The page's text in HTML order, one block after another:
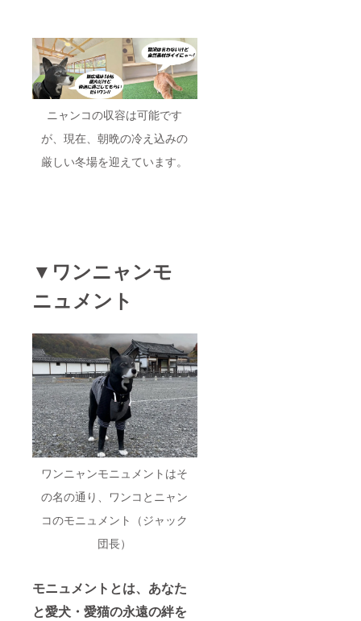
ニャンコの収容は可能です
が、現在、朝晩の冷え込みの
厳しい冬場を迎えています。
▼ワンニャンモ
ニュメント
ワンニャンモニュメントはそ
の名の通り、ワンコとニャン
コのモニュメント（ジャック
団長）
モニュメントとは、あなた
と愛犬・愛猫の永遠の絆を